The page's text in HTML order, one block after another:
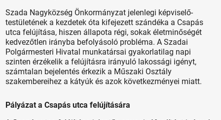
Szada Nagyközség Önkormányzat jelenlegi képviselő-
testületének a kezdetek óta kifejezett szándéka a Csapás
utca felújítása, hiszen állapota régi, sokak életminőségét
kedvezőtlen irányba befolyásoló probléma. A Szadai
Polgármesteri Hivatal munkatársai gyakorlatilag napi
szinten érzékelik a felújításra irányuló lakossági igényt,
számtalan bejelentés érkezik a Műszaki Osztály
szakembereihez a kátyúk és azok következményei miatt.
Pályázat a Csapás utca felújítására